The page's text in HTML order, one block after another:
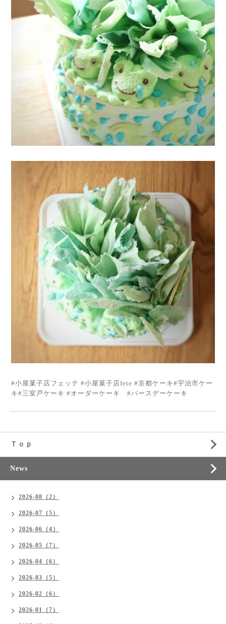
#小屋菓子店フェッテ #小屋菓子店fete #京都ケーキ#宇治市ケー
キ#三室戸ケーキ #オーダーケーキ #バースデーケーキ
Ｔｏｐ
News
2026-08（2）
2026-07（5）
2026-06（4）
2026-05（7）
2026-04（6）
2026-03（5）
2026-02（6）
2026-01（7）